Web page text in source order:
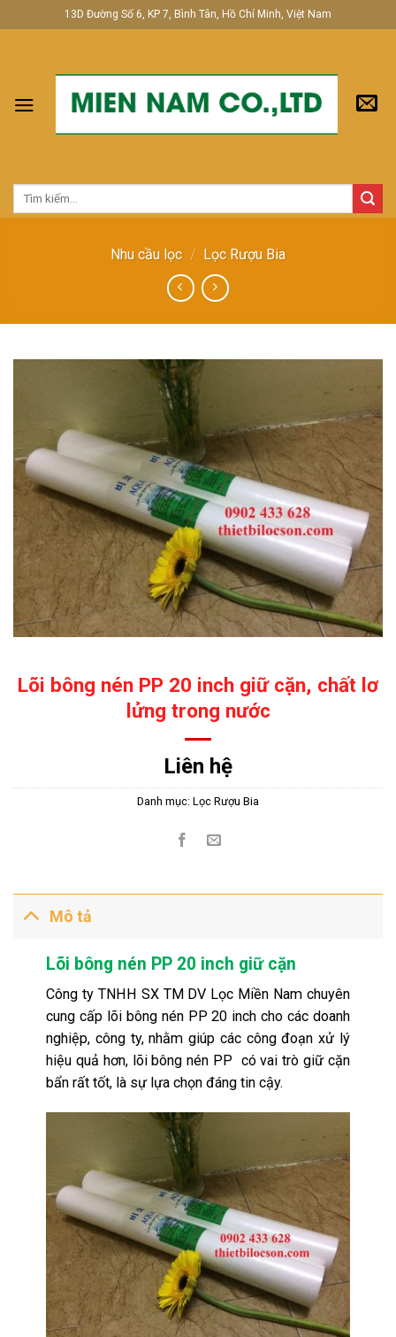
to
13D Đường Số 6, KP 7, Bình Tân, Hồ Chí Minh, Việt Nam
Tìm
Nhu cầu lọc / Lọc Rượu Bia
Lõi bông nén PP 20 inch giữ cặn, chất lơ
lửng trong nước
Liên hệ
Danh mục: Lọc Rượu Bia
Mô tả
Lõi bông nén PP 20 inch giữ cặn
Công ty TNHH SX TM DV Lọc Miền Nam chuyên
cung cấp lõi bông nén PP 20 inch cho các doanh
nghiệp, công ty, nhằm giúp các công đoạn xử lý
hiệu quả hơn, lõi bông nén PP có vai trò giữ cặn
bẩn rất tốt, là sự lựa chọn đáng tin cậy.